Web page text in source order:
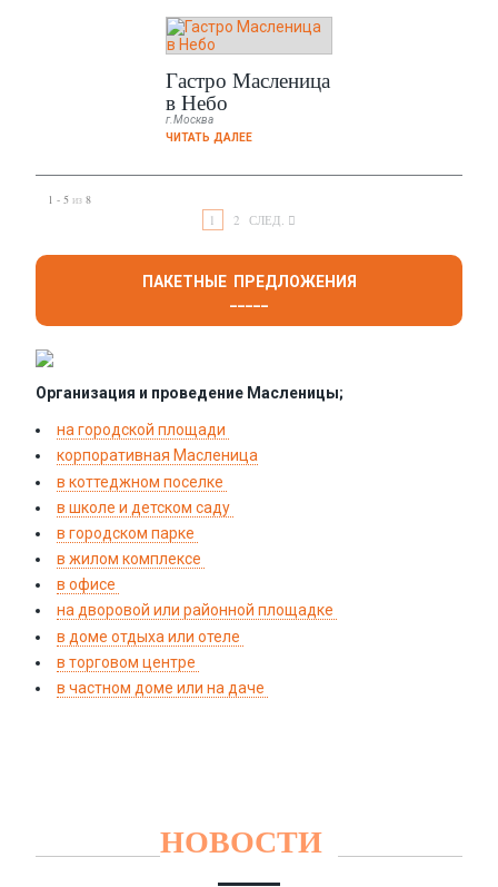
Гастро Масленица
в Небо
г.Москва
ЧИТАТЬ ДАЛЕЕ
1 - 5из 8
1 2 СЛЕД.
ПАКЕТНЫЕ ПРЕДЛОЖЕНИЯ
Организация и проведение Масленицы;
на городской площади
корпоративная Масленица
в коттеджном поселке
в школе и детском саду
в городском парке
в жилом комплексе
в офисе
на дворовой или районной площадке
в доме отдыха или отеле
в торговом центре
в частном доме или на даче
НОВОСТИ